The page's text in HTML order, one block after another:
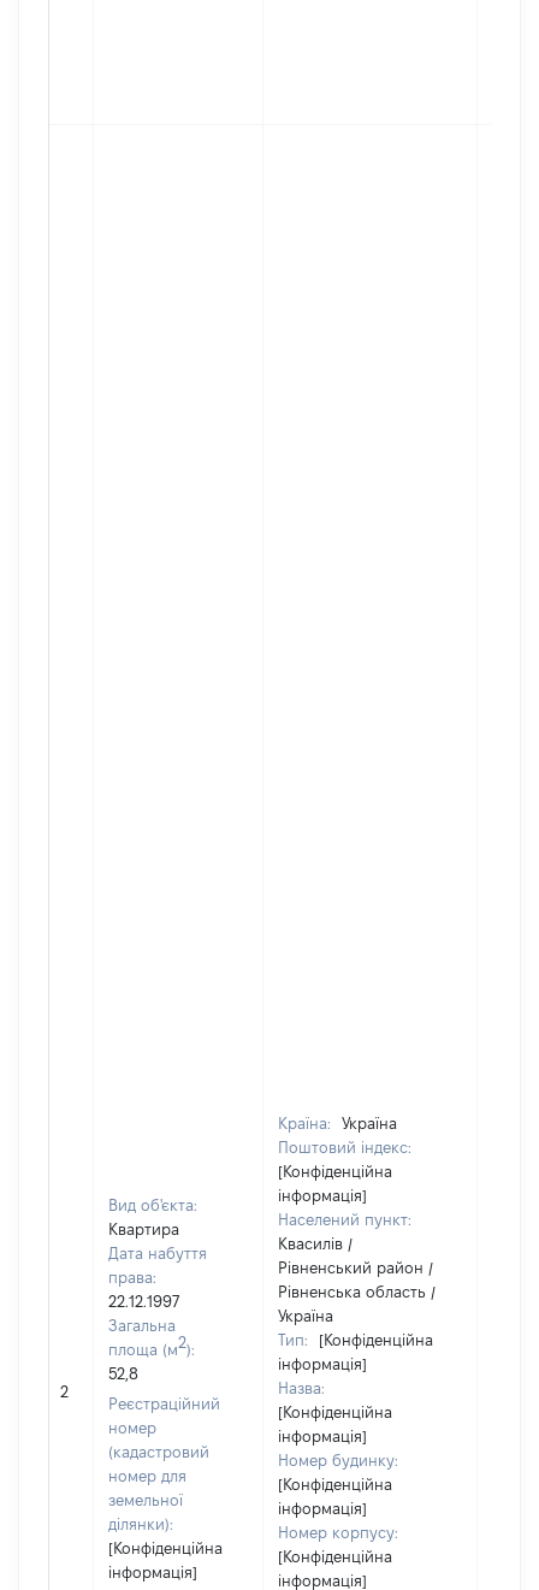
2
Вид об'єкта:
Квартира
Дата набуття
права:
22.12.1997
Загальна
площа (м2):
52,8
Реєстраційний
номер
(кадастровий
номер для
земельної
ділянки):
[Конфіденційна
інформація]
Країна:
Україна
Поштовий індекс:
[Конфіденційна
інформація]
Населений пункт:
Квасилів /
Рівненський район /
Рівненська область /
Україна
Тип:
[Конфіденційна
інформація]
Назва:
[Конфіденційна
інформація]
Номер будинку:
[Конфіденційна
інформація]
Номер корпусу:
[Конфіденційна
інформація]